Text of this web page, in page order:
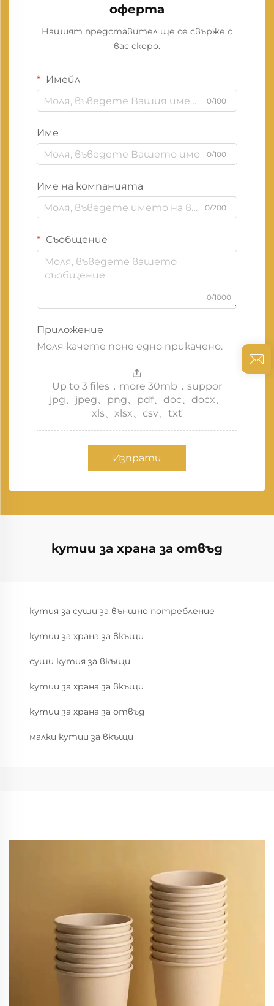
оферта
Нашият представител ще се свърже с
вас скоро.
Имейл
0/100
Име
0/100
Име на компанията
0/200
Съобщение
0/1000
Приложение
Моля качете поне едно прикачено.
Up to 3 files，more 30mb，suppor
jpg、jpeg、png、pdf、doc、docx、
xls、xlsx、csv、txt
Изпрати
кутии за храна за отвъд
кутия за суши за външно потребление
кутии за храна за вкъщи
суши кутия за вкъщи
кутии за храна за вкъщи
кутии за храна за отвъд
малки кутии за вкъщи